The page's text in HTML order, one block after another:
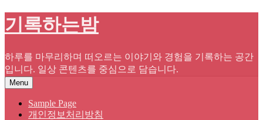
Skip
to
기록하는밤
하루를 마무리하며 떠오르는 이야기와 경험을 기록하는 공간
입니다. 일상 콘텐츠를 중심으로 담습니다.
Menu
Sample Page
개인정보처리방침